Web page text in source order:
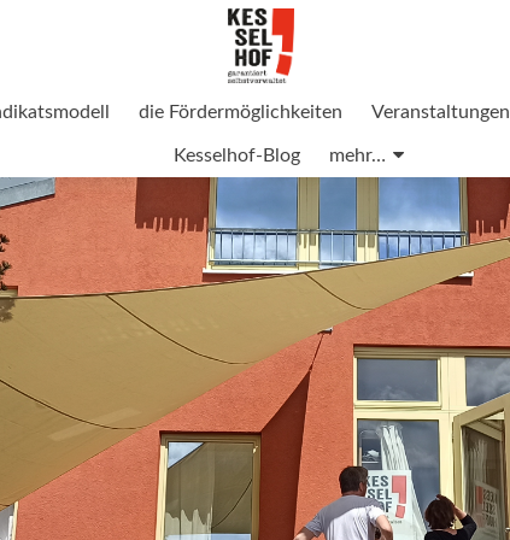
die Fördermöglichkeiten Veranstaltungen
Kesselhof-Blog mehr…